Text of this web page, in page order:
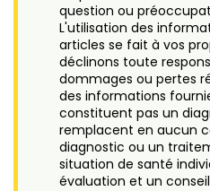
question ou
L'utilisation des
articles se fait à vos
déclinons toute
dommages ou pertes
des informations
constituent pas un
remplacent en aucun
diagnostic ou un
situation de santé
évaluation et un